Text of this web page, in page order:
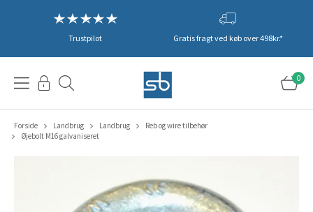
Trustpilot Gratis fragt ved køb over 498kr.*
0
Forside Landbrug Landbrug
Reb og wire tilbehør
Øjebolt M16 galvaniseret